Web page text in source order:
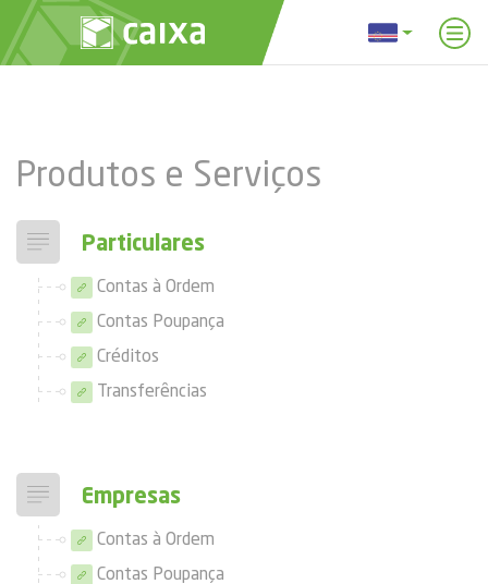
Produtos e Serviços
Particulares
Contas à Ordem
Contas Poupança
Créditos
Transferências
Empresas
Contas à Ordem
Contas Poupança